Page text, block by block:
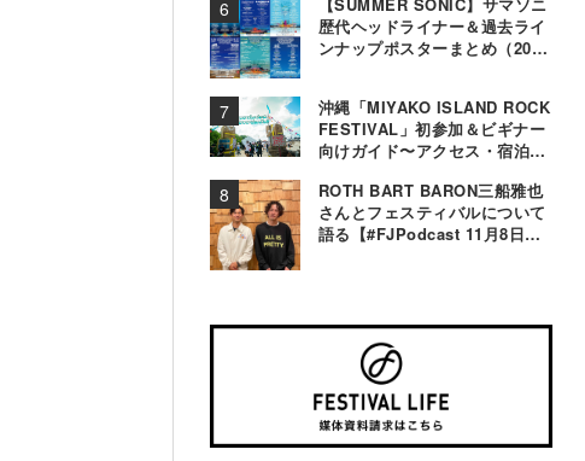
【SUMMER SONIC】サマソニ
歴代ヘッドライナー＆過去ライ
ンナップポスターまとめ（2000
沖縄「MIYAKO ISLAND ROCK
FESTIVAL」初参加＆ビギナー
向けガイド〜アクセス・宿泊・
ROTH BART BARON三船雅也
さんとフェスティバルについて
語る【#FJPodcast 11月8日配